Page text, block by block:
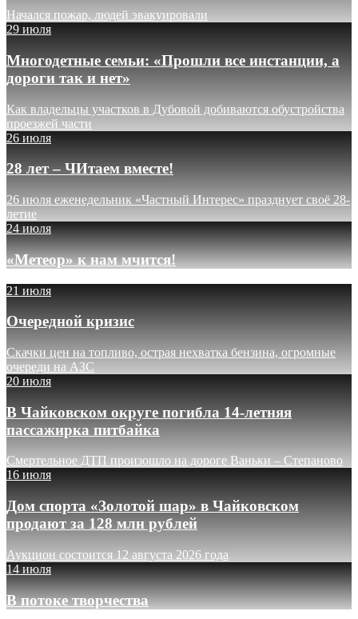
Начался пожар, людей эвакуировали
29 июля
Многодетные семьи: «Прошли все инстанции, а
дороги так и нет»
Как владельцы участков в Дубовой добиваются обустройства
проезжей части
26 июля
28 лет – ЧИтаем вместе!
26 июля еженедельник «Частный Интерес» празднует своё 28-
летие
24 июля
«Метеор» к нам мчится!
21 июля
Очередной кризис
Скачки цен на топливо, острая нехватка бензина, огромные
очереди на АЗС
20 июля
В Чайковском округе погибла 14-летняя
пассажирка питбайка
Смертельное ДТП произошло на дороге Ваньки – Степаново
16 июля
Дом спорта «Золотой шар» в Чайковском
продают за 128 млн рублей
Аукцион состоится 12 августа 2026 года
14 июля
В потоке творчества